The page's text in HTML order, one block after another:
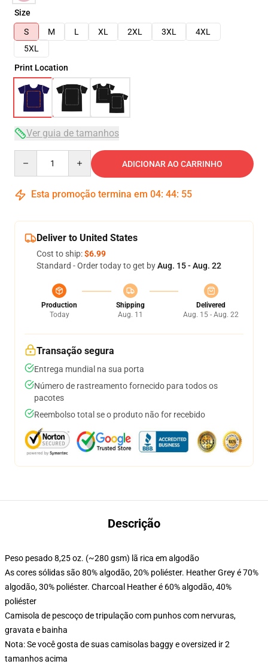
Size
S
M L XL 2XL 3XL
4XL
5XL
Print Location
Ver guia de tamanhos
ADICIONAR AO CARRINHO
Esta promoção termina em 04: 44: 54
Deliver to United States
Cost to ship:$6.99
Standard - Order today to get byAug. 15 - Aug. 22
Production
Today
Shipping
Aug. 11
Delivered
Aug. 15 - Aug. 22
Transação segura
Entrega mundial na sua porta
Número de rastreamento fornecido para todos os
pacotes
Reembolso total se o produto não for recebido
Descrição
Peso pesado 8,25 oz. (~280 gsm) lã rica em algodão
As cores sólidas são 80% algodão, 20% poliéster. Heather Grey é 70%
algodão, 30% poliéster. Charcoal Heather é 60% algodão, 40%
poliéster
Camisola de pescoço de tripulação com punhos com nervuras,
gravata e bainha
Nota: Se você gosta de suas camisolas baggy e oversized ir 2
tamanhos acima